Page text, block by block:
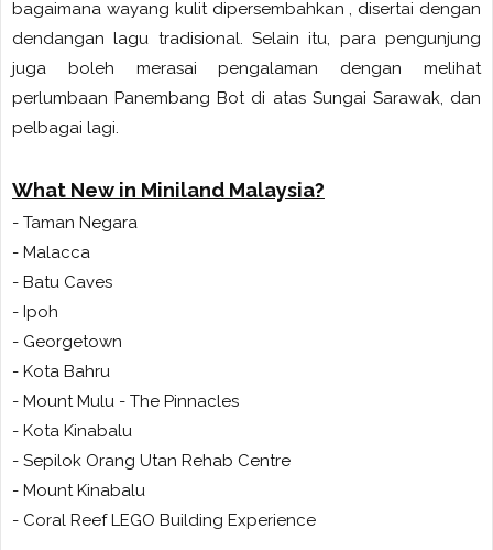
bagaimana wayang kulit dipersembahkan , disertai dengan
dendangan lagu tradisional. Selain itu, para pengunjung
juga boleh merasai pengalaman dengan melihat
perlumbaan Panembang Bot di atas Sungai Sarawak, dan
pelbagai lagi.
What New in Miniland Malaysia?
- Taman Negara
- Malacca
- Batu Caves
- Ipoh
- Georgetown
- Kota Bahru
- Mount Mulu - The Pinnacles
- Kota Kinabalu
- Sepilok Orang Utan Rehab Centre
- Mount Kinabalu
- Coral Reef LEGO Building Experience